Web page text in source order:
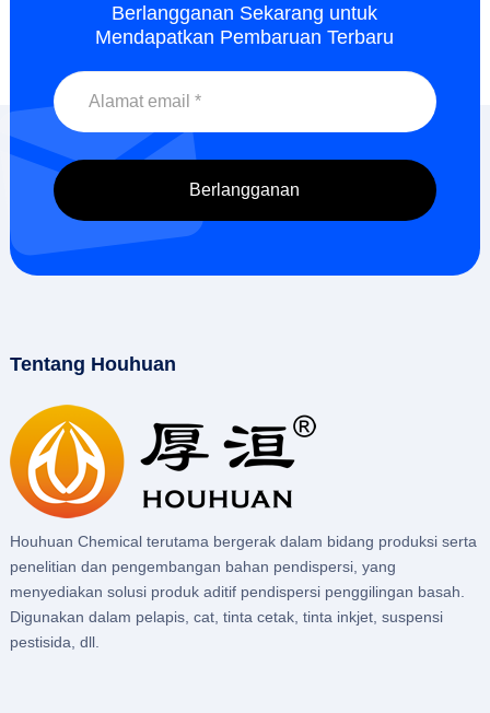
Berlangganan Sekarang untuk
Mendapatkan Pembaruan Terbaru
Tentang Houhuan
Houhuan Chemical terutama bergerak dalam bidang produksi serta
penelitian dan pengembangan bahan pendispersi, yang
menyediakan solusi produk aditif pendispersi penggilingan basah.
Digunakan dalam pelapis, cat, tinta cetak, tinta inkjet, suspensi
pestisida, dll.